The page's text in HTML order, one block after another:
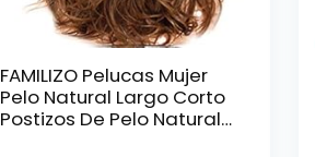
FAMILIZO Pelucas Mujer
Pelo Natural Largo Corto
Postizos De Pelo Natural